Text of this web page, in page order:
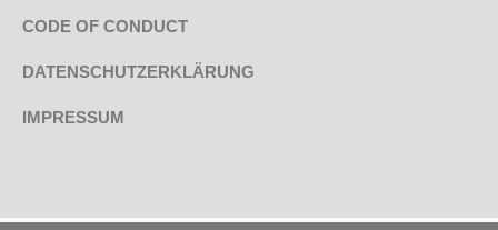
CODE OF CONDUCT
DATENSCHUTZERKLÄRUNG
IMPRESSUM